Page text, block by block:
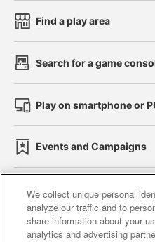
Find a play area
Search for a game
Play on smartphone or
Events and Campaigns
Affiliate Sustainability
We collect unique personal
analyze our traffic and to
share information about your
analytics and advertising